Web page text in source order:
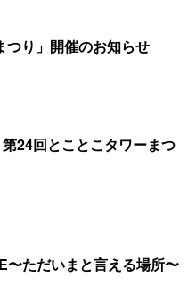
つり」開催のお知らせ
24回とことこタワーまつ
〜ただいまと言える場所〜